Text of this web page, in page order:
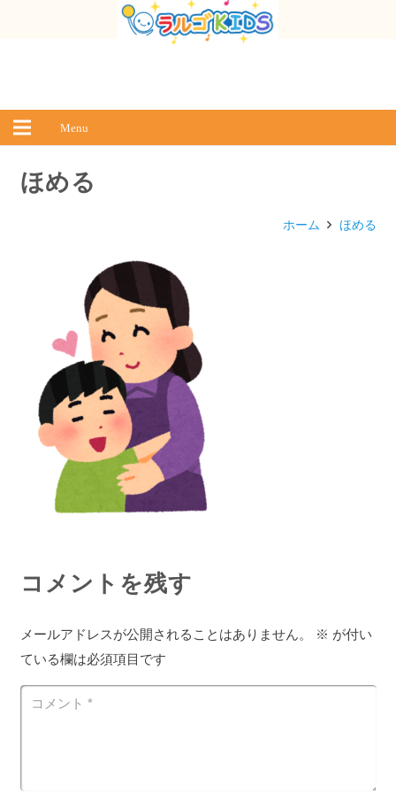
Menu
ほめる
ホーム ほめる
コメントを残す
メールアドレスが公開されることはありません。 ※ が付い
ている欄は必須項目です